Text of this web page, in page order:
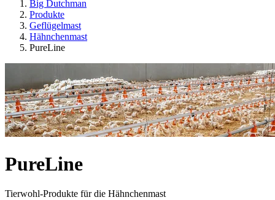
Big Dutchman
Produkte
Geflügelmast
Hähnchenmast
PureLine
PureLine
Tierwohl-Produkte für die Hähnchenmast